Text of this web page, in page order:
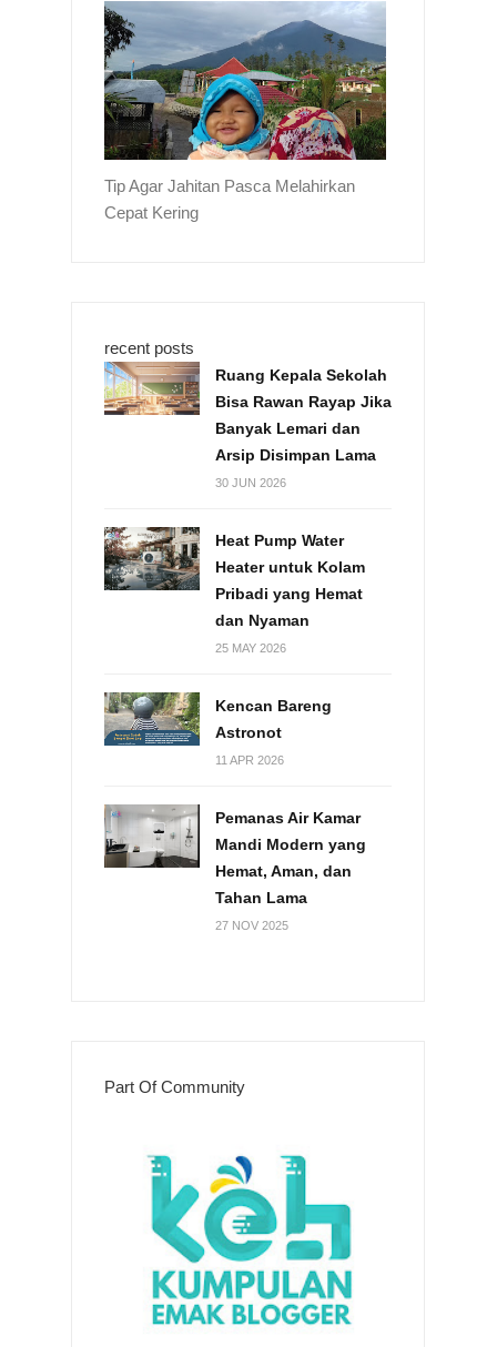
Tip Agar Jahitan Pasca Melahirkan
Cepat Kering
recent posts
Ruang Kepala Sekolah
Bisa Rawan Rayap Jika
Banyak Lemari dan
Arsip Disimpan Lama
30 JUN 2026
Heat Pump Water
Heater untuk Kolam
Pribadi yang Hemat
dan Nyaman
25 MAY 2026
Kencan Bareng
Astronot
11 APR 2026
Pemanas Air Kamar
Mandi Modern yang
Hemat, Aman, dan
Tahan Lama
27 NOV 2025
Part Of Community